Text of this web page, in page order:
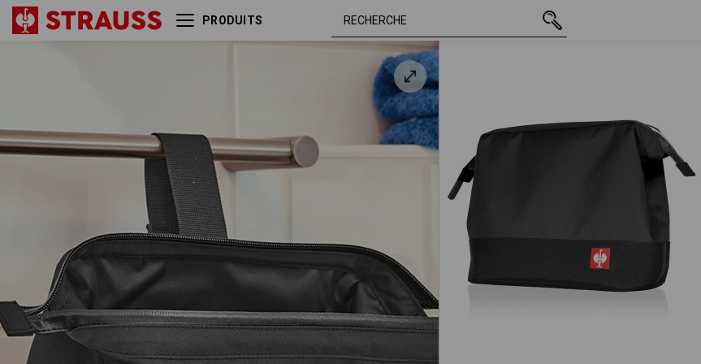
PRODUITS
Washbag e.s.work&travel noir 35,58 €